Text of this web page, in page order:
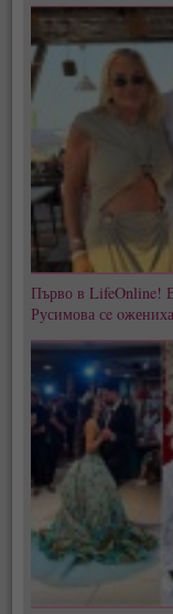
Първо в LifeOnline!
Русимова сe